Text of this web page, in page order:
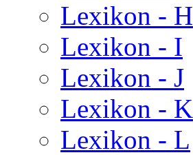
Lexikon - H
Lexikon - I
Lexikon - J
Lexikon - K
Lexikon - L